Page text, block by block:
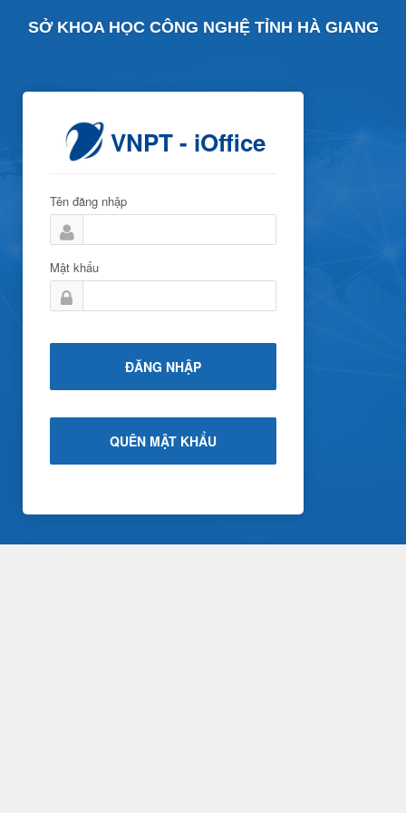
SỞ KHOA HỌC CÔNG NGHỆ TỈNH HÀ GIANG
VNPT - iOffice
Tên đăng nhập
Mật khẩu
ĐĂNG NHẬP
QUÊN MẬT KHẨU